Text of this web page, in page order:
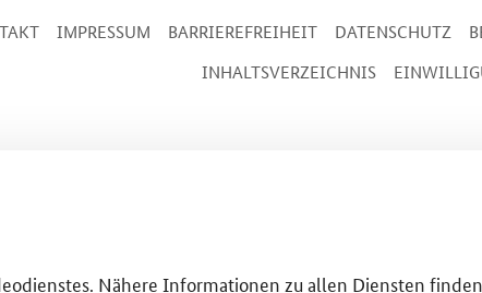
IMPRESSUM BARRIEREFREIHEIT DATENSCHUTZ
INHALTSVERZEICHNIS
Nähere Informationen zu allen Diensten